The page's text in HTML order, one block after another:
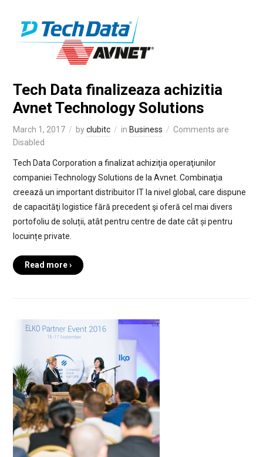
Tech Data finalizeaza achizitia
Avnet Technology Solutions
March 1, 2017 byclubitc in Business
Comments are
Disabled
Tech Data Corporation a finalizat achiziţia operaţiunilor
companiei Technology Solutions de la Avnet. Combinaţia
creează un important distribuitor IT la nivel global, care dispune
de capacităţi logistice fără precedent şi oferă cel mai divers
portofoliu de soluții, atât pentru centre de date cât și pentru
locuințe private.
Read more ›